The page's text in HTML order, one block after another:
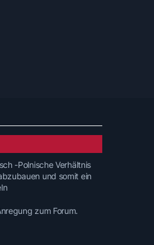
-Polnische Verhältnis
und somit ein
zum Forum.